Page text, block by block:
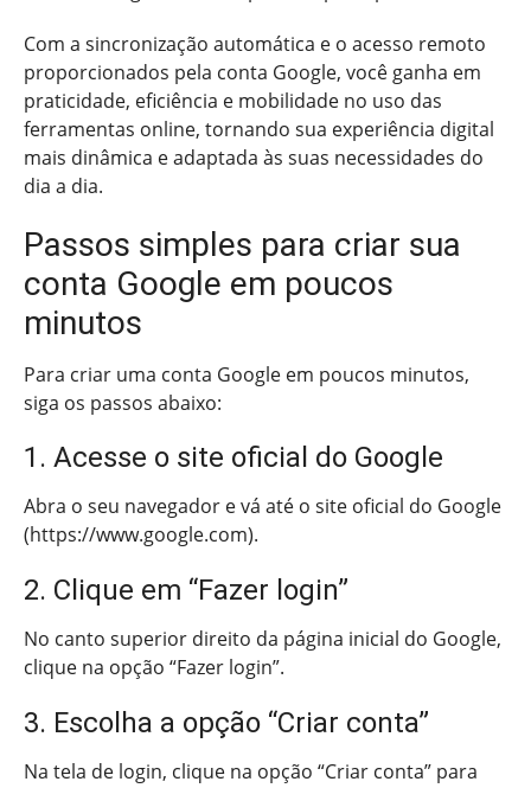
Com a sincronização automática e o acesso remoto
proporcionados pela conta Google, você ganha em
praticidade, eficiência e mobilidade no uso das
ferramentas online, tornando sua experiência digital
mais dinâmica e adaptada às suas necessidades do
dia a dia.
Passos simples para criar sua
conta Google em poucos
minutos
Para criar uma conta Google em poucos minutos,
siga os passos abaixo:
1. Acesse o site oficial do Google
Abra o seu navegador e vá até o site oficial do Google
(https://www.google.com).
2. Clique em “Fazer login”
No canto superior direito da página inicial do Google,
clique na opção “Fazer login”.
3. Escolha a opção “Criar conta”
Na tela de login, clique na opção “Criar conta” para